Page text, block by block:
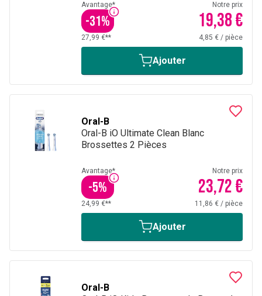
Avantage*
-31%
Notre prix
19,38 €
27,99 €** 4,85 € / pièce
Ajouter
Oral-B
Oral-B iO Ultimate Clean Blanc
Brossettes 2 Pièces
Avantage*
-5%
Notre prix
23,72 €
24,99 €** 11,86 € / pièce
Ajouter
Oral-B